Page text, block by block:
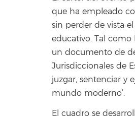
que ha empleado
sin perder de vista
educativo. Tal como
un documento de
Jurisdiccionales de
juzgar, sentenciar y
mundo moderno’.
El cuadro se